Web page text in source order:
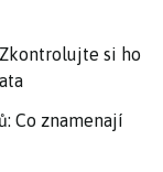
si ho
Co znamenají